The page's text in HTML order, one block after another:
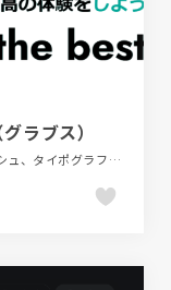
ラブス）
グリーン系、コーポレートサイト、スタイリッシュ、タイポグラフィー、テクノロジー・サイエンス、フラットデザイン